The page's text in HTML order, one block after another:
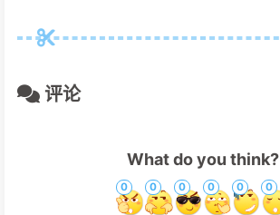
评论
What do you think?
0 0 0 0 0 0